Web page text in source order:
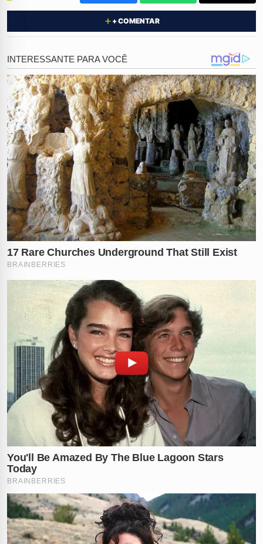
materiais, que teriam sido usados para vedar o caixão
após a violação. Quando retiraram o corpo,
perceberam que acabeça da modelohavia sido
roubada.
A família foi imediatamente notificada, e as autoridades
foram acionadas. A principal suspeita é que indivíduos
tenham invadido o cemitério, violado o túmulo e
tentado ocultar o crime com umavedação
improvisada.
Até o momento, não há pistas sobre os responsáveis
ou a motivação para um ato tão macabro.
Relembre o crime brutal contra
Pamela Genini
A morte de Pamela Genini já havia chocado a Itália pela
brutalidade. Em outubro de 2025, o corpo da jovem foi
encontrado esfaqueado em Milão, no apartamento
onde morava.
O autor do crime foi o ex-companheiro,Gianluca
Soncin, de 52 anos, que tentou tirar a própria vida
com a mesma faca usada contra a modelo. Gianluca foi
socorrido, levado ao hospital e depois encaminhado à
prisão.
Pamela era apaixonada pelo mundo da moda e pelos
campanhas publicitárias e, além de modelo, criou uma
marca de biquínise atuava no mercado imobiliário de
luxo.
+ COMENTAR